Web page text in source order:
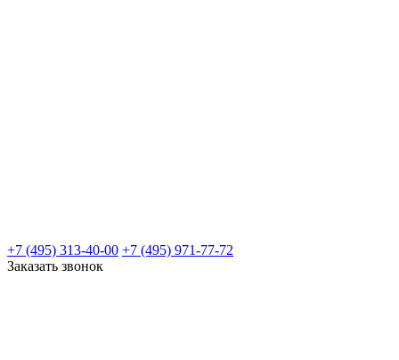
+7 (495) 313-40-00 +7 (495) 971-77-72
Заказать звонок